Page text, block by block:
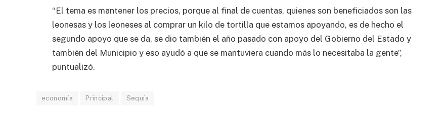
“El tema es mantener los precios, porque al final de cuentas, quienes son beneficiados son las
leonesas y los leoneses al comprar un kilo de tortilla que estamos apoyando, es de hecho el
segundo apoyo que se da, se dio también el año pasado con apoyo del Gobierno del Estado y
también del Municipio y eso ayudó a que se mantuviera cuando más lo necesitaba la gente”,
puntualizó.
economía Principal Sequía